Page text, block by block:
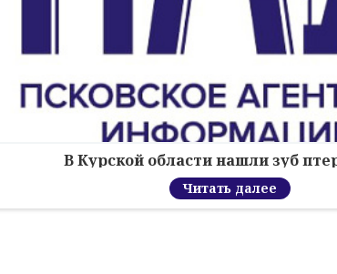
В Курской области нашли зуб
Читать далее